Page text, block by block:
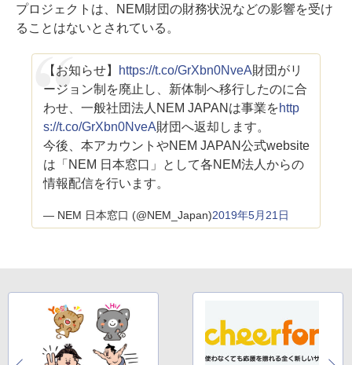
プロジェクトは、NEM財団の財務状況などの影響を受け
ることはないとされている。
【お知らせ】 https://t.co/GrXbn0NveA財団がリ
ージョン制を廃止し、新体制へ移行したのに合
わせ、一般社団法人NEM JAPANは事業をhttp
s://t.co/GrXbn0NveA財団へ返却します。
今後、本アカウントやNEM JAPAN公式website
は「NEM 日本窓口」として各NEM法人からの
情報配信を行います。
— NEM 日本窓口 (@NEM_Japan)2019年5月21日